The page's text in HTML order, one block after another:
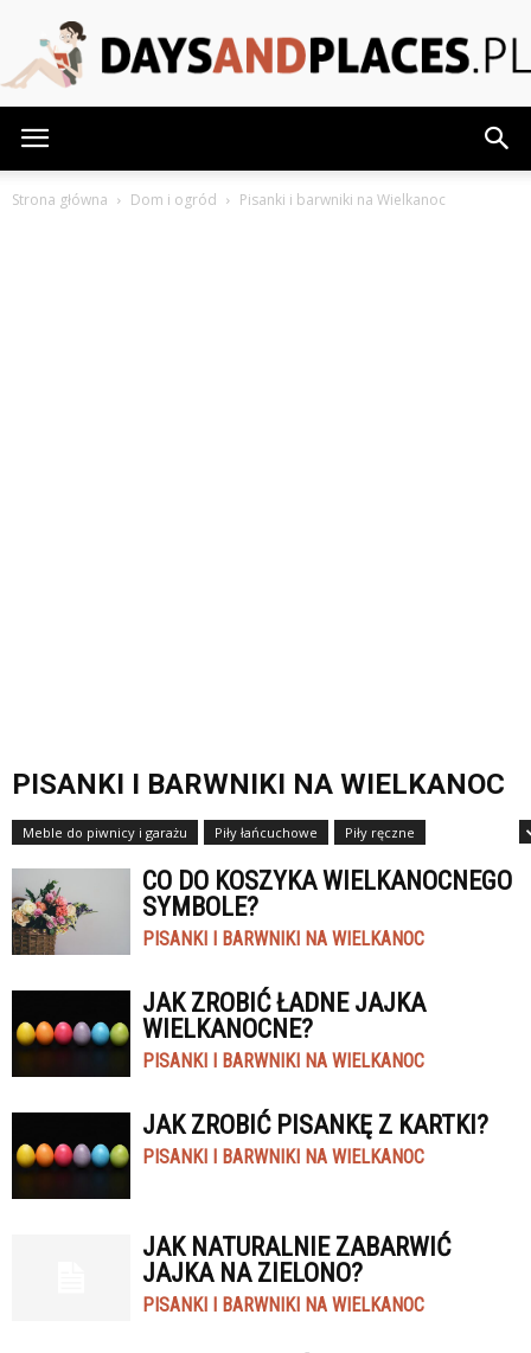
Strona główna Dom i ogród Pisanki i barwniki na Wielkanoc
PISANKI I BARWNIKI NA WIELKANOC
Meble do piwnicy i garażu Piły łańcuchowe
Piły ręczne
CO DO KOSZYKA WIELKANOCNEGO
SYMBOLE?
PISANKI I BARWNIKI NA WIELKANOC
JAK ZROBIĆ ŁADNE JAJKA
WIELKANOCNE?
PISANKI I BARWNIKI NA WIELKANOC
JAK ZROBIĆ PISANKĘ Z KARTKI?
PISANKI I BARWNIKI NA WIELKANOC
JAK NATURALNIE ZABARWIĆ
JAJKA NA ZIELONO?
PISANKI I BARWNIKI NA WIELKANOC